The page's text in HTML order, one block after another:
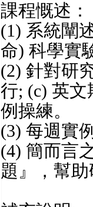
課程慨述：
(1) 系統闡
命) 科學實
(2) 針對研
行; (c) 英
例操練。
(3) 每週實
(4) 簡而言
題』，幫